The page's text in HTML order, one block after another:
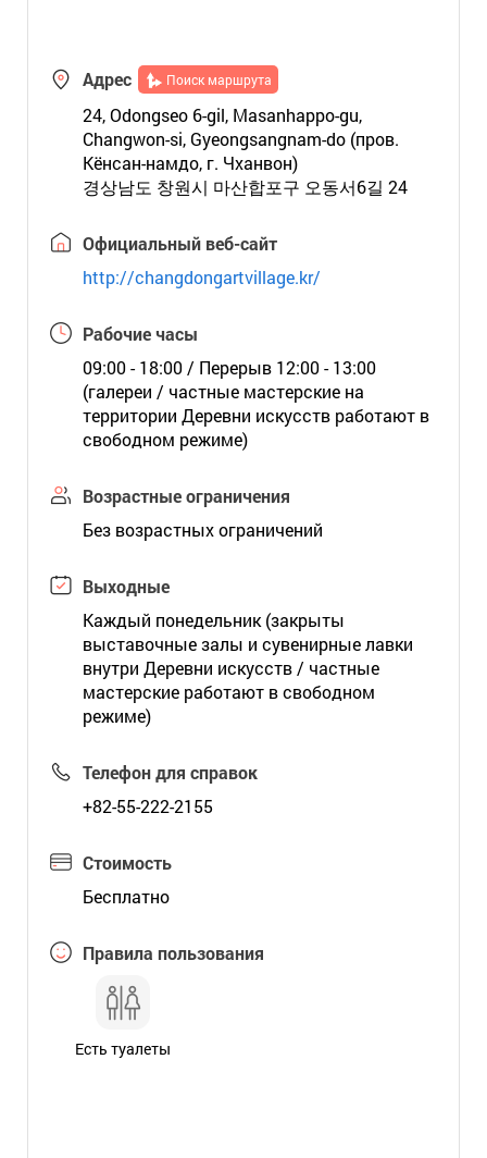
Адрес Поиск маршрута
24, Odongseo 6-gil, Masanhappo-gu,
Changwon-si, Gyeongsangnam-do (пров.
Кёнсан-намдо, г. Чханвон)
경상남도 창원시 마산합포구 오동서6길 24
Официальный веб-сайт
http://changdongartvillage.kr/
Рабочие часы
09:00 - 18:00 / Перерыв 12:00 - 13:00
(галереи / частные мастерские на
территории Деревни искусств работают в
свободном режиме)
Возрастные ограничения
Без возрастных ограничений
Выходные
Каждый понедельник (закрыты
выставочные залы и сувенирные лавки
внутри Деревни искусств / частные
мастерские работают в свободном
режиме)
Телефон для справок
+82-55-222-2155
Стоимость
Бесплатно
Правила пользования
Есть туалеты